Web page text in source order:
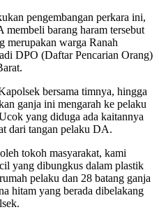
pengembangan perkara ini,
barang haram tersebut
merupakan warga Ranah
DPO (Daftar Pencarian Orang)
bersama timnya, hingga
ganja ini mengarah ke pelaku
yang diduga ada kaitannya
dari tangan pelaku DA.
tokoh masyarakat, kami
yang dibungkus dalam plastik
pelaku dan 28 batang ganja
hitam yang berada dibelakang